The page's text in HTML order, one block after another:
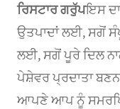
ਰਿਸਟਾਰ ਗਰੁੱਪਇਸ
ਉਤਪਾਦਾਂ ਲਈ, ਸਗੋਂ
ਲਈ, ਸਗੋਂ ਪੂਰੇ ਦਿਲ
ਪੇਸ਼ੇਵਰ ਪ੍ਰਦਾਤਾ
ਆਪਣੇ ਆਪ ਨੂੰ